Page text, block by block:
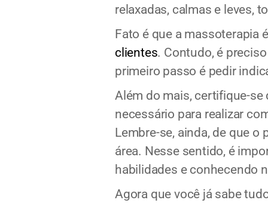
relaxadas, calmas e leves,
Fato é que a massoterapia
clientes. Contudo, é
primeiro passo é pedir
Além do mais, certifique-
necessário para realizar
Lembre-se, ainda, de que
área. Nesse sentido, é
habilidades e conhecendo
Agora que você já sabe